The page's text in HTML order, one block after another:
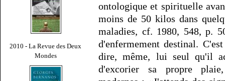
2010 - La Revue des Deux
Mondes
ontologique et spirituelle
moins de 50 kilos dans
maladies, cf. 1980, 548, p.
d'enfermement destinal.
dire, même, lui seul qu'il
d'excorier sa propre plaie,